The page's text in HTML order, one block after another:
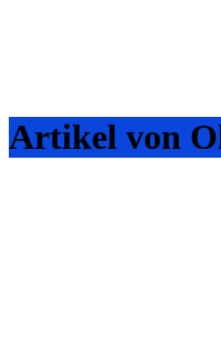
Artikel von